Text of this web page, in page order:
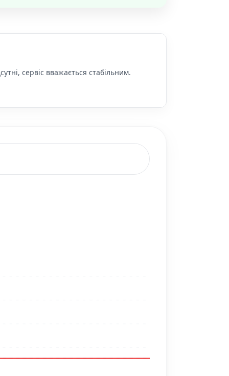
сервіс вважається стабільним.